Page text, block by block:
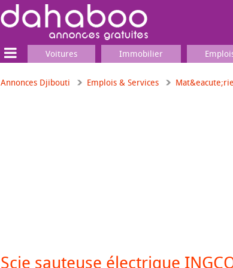
Voitures Immobilier
Annonces Djibouti Emplois & Services
Scie sauteuse électrique